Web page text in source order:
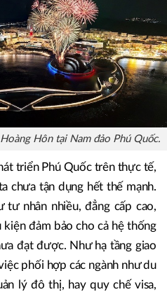
tầm, đúng thế.
Hôn tại Nam đảo Phú Quốc.
triển Phú Quốc trên thực tế,
chưa tận dụng hết thế mạnh.